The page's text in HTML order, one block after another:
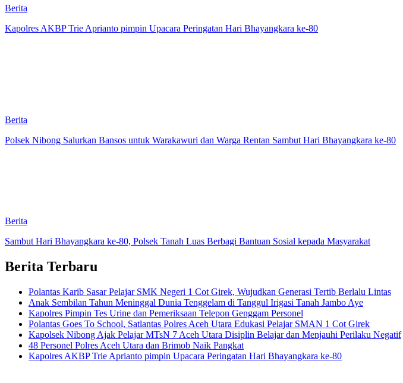
Berita
Kapolres AKBP Trie Aprianto pimpin Upacara Peringatan Hari Bhayangkara ke-80
Berita
Polsek Nibong Salurkan Bansos untuk Warakawuri dan Warga Rentan Sambut Hari Bhayangkara ke-80
Berita
Sambut Hari Bhayangkara ke-80, Polsek Tanah Luas Berbagi Bantuan Sosial kepada Masyarakat
Berita Terbaru
Polantas Karib Sasar Pelajar SMK Negeri 1 Cot Girek, Wujudkan Generasi Tertib Berlalu Lintas
Anak Sembilan Tahun Meninggal Dunia Tenggelam di Tanggul Irigasi Tanah Jambo Aye
Kapolres Pimpin Tes Urine dan Pemeriksaan Telepon Genggam Personel
Polantas Goes To School, Satlantas Polres Aceh Utara Edukasi Pelajar SMAN 1 Cot Girek
Kapolsek Nibong Ajak Pelajar MTsN 7 Aceh Utara Disiplin Belajar dan Menjauhi Perilaku Negatif
48 Personel Polres Aceh Utara dan Brimob Naik Pangkat
Kapolres AKBP Trie Aprianto pimpin Upacara Peringatan Hari Bhayangkara ke-80